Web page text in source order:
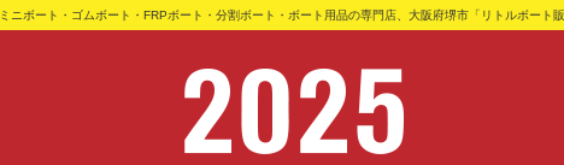
ミニボート・ゴムボート・FRPボート・分割ボート・ボート用品の専門店、大阪府堺市「リトルボート